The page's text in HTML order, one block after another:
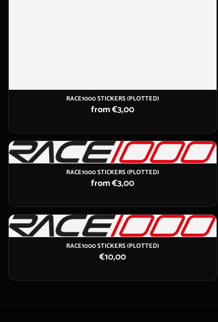
RACE1000 STICKERS (PLOTTED)
from €3,00
RACE1000 STICKERS (PLOTTED)
from €3,00
RACE1000 STICKERS (PLOTTED)
€10,00